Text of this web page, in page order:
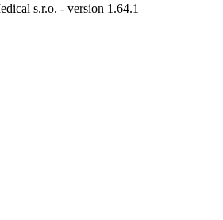
s.r.o. - version 1.64.1